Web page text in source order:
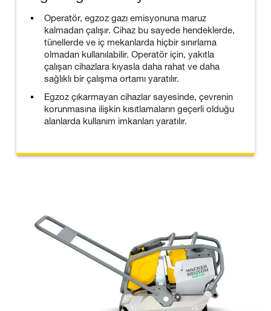
Operatör, egzoz gazı emisyonuna maruz
kalmadan çalışır. Cihaz bu sayede hendeklerde,
tünellerde ve iç mekanlarda hiçbir sınırlama
olmadan kullanılabilir. Operatör için, yakıtla
çalışan cihazlara kıyasla daha rahat ve daha
sağlıklı bir çalışma ortamı yaratılır.
Egzoz çıkarmayan cihazlar sayesinde, çevrenin
korunmasına ilişkin kısıtlamaların geçerli olduğu
alanlarda kullanım imkanları yaratılır.